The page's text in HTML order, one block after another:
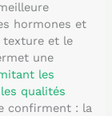
hormones et
texture et le
une
les
qualités
confirment : la